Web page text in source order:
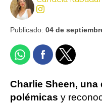
Publicado: 04 de
Charlie Sheen,
polémicas y